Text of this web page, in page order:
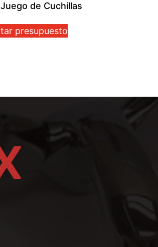
Juego de Cuchillas
presupuesto